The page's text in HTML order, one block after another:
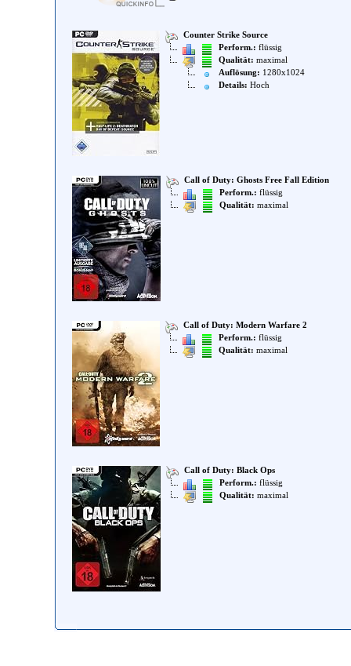
Counter Strike Source
Perform.: flüssig
Qualität: maximal
Auflösung: 1280x1024
Details: Hoch
Call of Duty: Ghosts Free Fall Edition
Perform.: flüssig
Qualität: maximal
Call of Duty: Modern Warfare 2
Perform.: flüssig
Qualität: maximal
Call of Duty: Black Ops
Perform.: flüssig
Qualität: maximal